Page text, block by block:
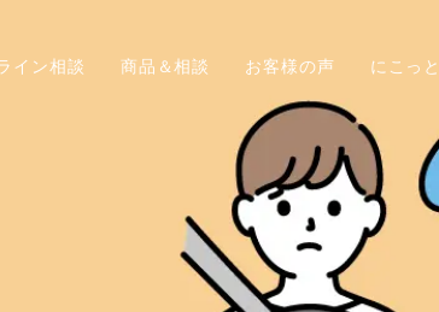
イン相談 商品＆相談 お客様の声 にこっ